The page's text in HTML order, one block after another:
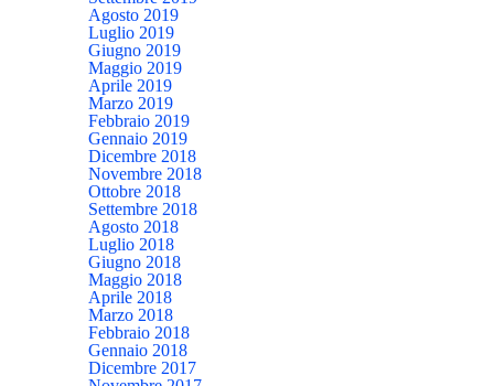
Agosto 2019
Luglio 2019
Giugno 2019
Maggio 2019
Aprile 2019
Marzo 2019
Febbraio 2019
Gennaio 2019
Dicembre 2018
Novembre 2018
Ottobre 2018
Settembre 2018
Agosto 2018
Luglio 2018
Giugno 2018
Maggio 2018
Aprile 2018
Marzo 2018
Febbraio 2018
Gennaio 2018
Dicembre 2017